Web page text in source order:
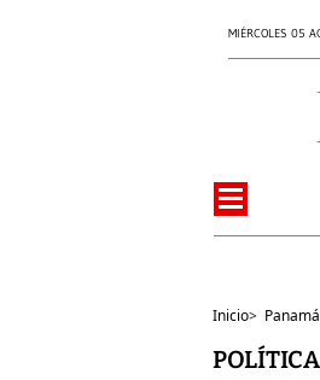
MIÉRCOLES 05
Inicio> Panamá
POLÍTICA